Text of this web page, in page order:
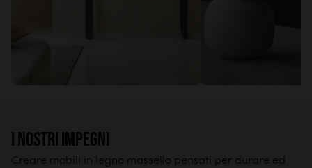
I nostri impegni
Creare mobili in legno massello pensati per durare ed